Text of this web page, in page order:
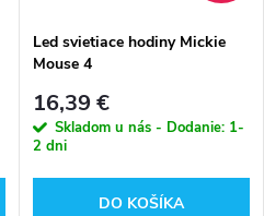
Led svietiace hodiny Mickie
Mouse 4
16,39 €
Skladom u nás - Dodanie: 1-
2 dni
DO KOŠÍKA